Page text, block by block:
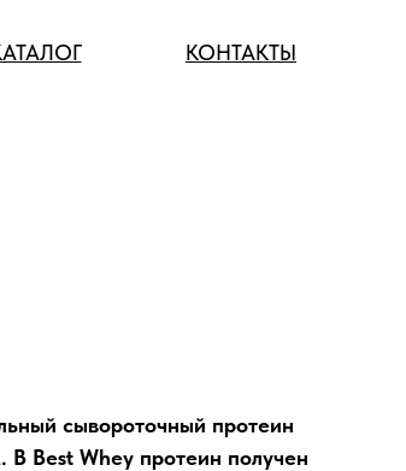
КОНТАКТЫ
сывороточный протеин
Best Whey протеин получен